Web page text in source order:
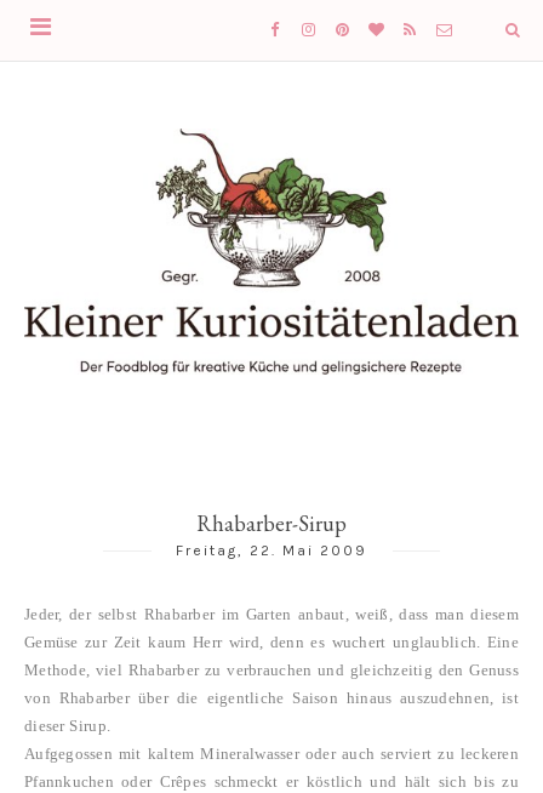
Rhabarber-Sirup
Freitag, 22. Mai 2009
Jeder, der selbst Rhabarber im Garten anbaut, weiß, dass man diesem
Gemüse zur Zeit kaum Herr wird, denn es wuchert unglaublich. Eine
Methode, viel Rhabarber zu verbrauchen und gleichzeitig den Genuss
von Rhabarber über die eigentliche Saison hinaus auszudehnen, ist
dieser Sirup.
Aufgegossen mit kaltem Mineralwasser oder auch serviert zu leckeren
Pfannkuchen oder Crêpes schmeckt er köstlich und hält sich bis zu